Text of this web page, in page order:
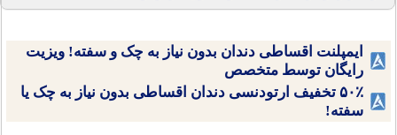
ایمپلنت اقساطی دندان بدون نیاز به چک و سفته! ویزیت
رایگان توسط متخصص
۵۰٪ تخفیف ارتودنسی دندان اقساطی بدون نیاز به چک یا
سفته!